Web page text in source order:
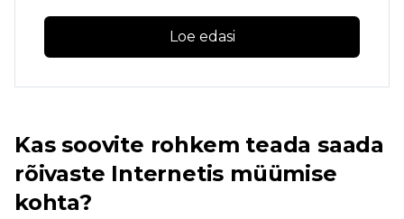
Loe edasi
Kas soovite rohkem teada saada
rõivaste Internetis müümise
kohta?